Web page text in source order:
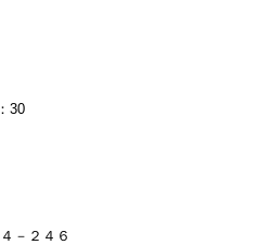
30
－２４６